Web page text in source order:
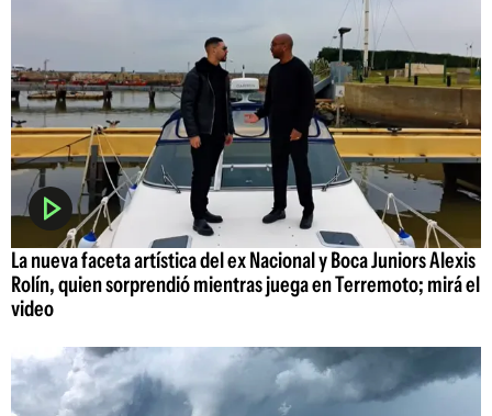
La nueva faceta artística del ex Nacional y Boca Juniors Alexis
Rolín, quien sorprendió mientras juega en Terremoto; mirá el
video